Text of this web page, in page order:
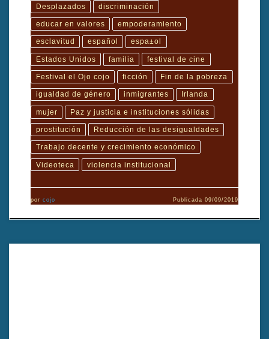
Desplazados discriminación
educar en valores empoderamiento
esclavitud español espa±ol
Estados Unidos familia festival de cine
Festival el Ojo cojo ficción Fin de la pobreza
igualdad de género inmigrantes Irlanda
mujer Paz y justicia e instituciones sólidas
prostitución Reducción de las desigualdades
Trabajo decente y crecimiento económico
Videoteca violencia institucional
por cojo Publicada09/09/2019